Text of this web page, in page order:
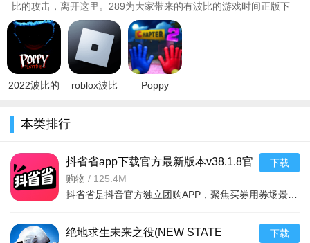
比的攻击，离开这里。289为大家带来的有波比的游戏时间正版下
载,波比的游戏时间手机版下载正..
2022波比的
版v2.0最新
roblox波比
安卓版v2.7
Poppy
本类排行
抖省省app下载官方最新版本v38.1.8官
方版
购物 / 125.4M
下载
绝地求生未来之役(NEW STATE
下载